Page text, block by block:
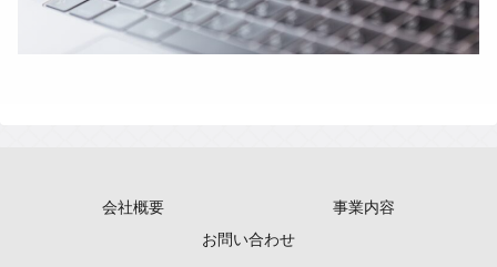
会社概要
事業内容
お問い合わせ